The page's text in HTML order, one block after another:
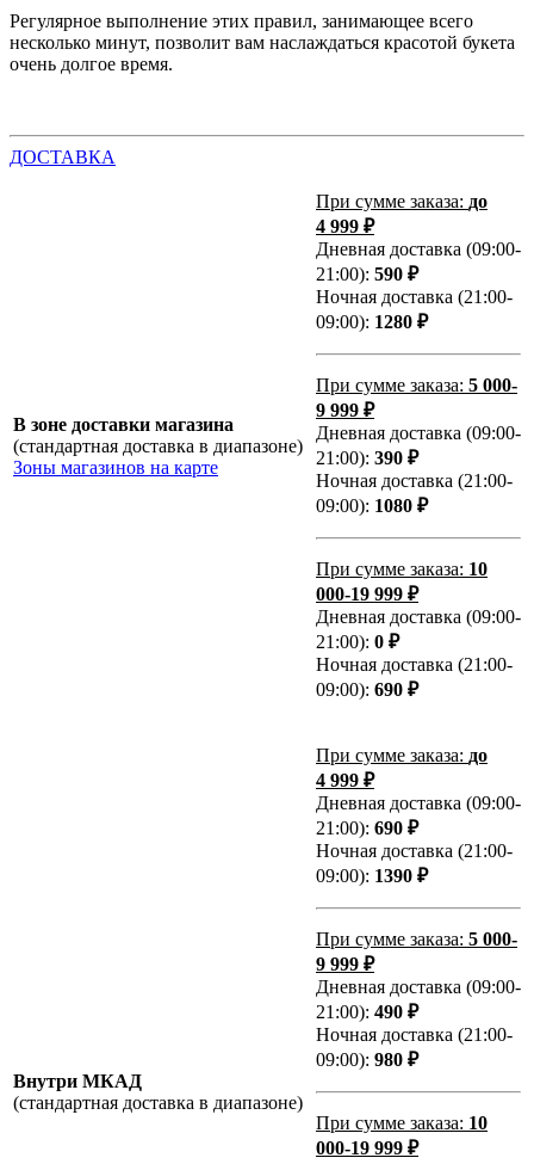
Регулярное выполнение этих правил, занимающее всего
несколько минут, позволит вам наслаждаться красотой букета
очень долгое время.
ДОСТАВКА
В зоне доставки магазина
(стандартная доставка в диапазоне)
Зоны магазинов на карте
При сумме заказа: до
4 999 ₽
Дневная доставка (09:00-
21:00): 590 ₽
Ночная доставка (21:00-
09:00): 1280 ₽
При сумме заказа: 5 000-
9 999 ₽
Дневная доставка (09:00-
21:00): 390 ₽
Ночная доставка (21:00-
09:00): 1080 ₽
При сумме заказа: 10
000-19 999 ₽
Дневная доставка (09:00-
21:00): 0 ₽
Ночная доставка (21:00-
09:00): 690 ₽
Внутри МКАД
(стандартная доставка в диапазоне)
При сумме заказа: до
4 999 ₽
Дневная доставка (09:00-
21:00): 690 ₽
Ночная доставка (21:00-
09:00): 1390 ₽
При сумме заказа: 5 000-
9 999 ₽
Дневная доставка (09:00-
21:00): 490 ₽
Ночная доставка (21:00-
09:00): 980 ₽
При сумме заказа: 10
000-19 999 ₽